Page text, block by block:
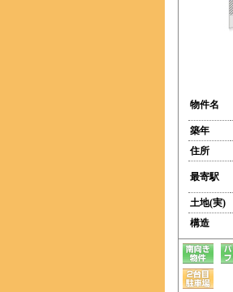
物件名
築年
住所
最寄駅
土地(実)
構造